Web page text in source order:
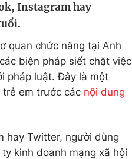
Sản phẩm
Tư vấn
Instagram hay
quan chức năng tại Anh
biện pháp siết chặt việc
pháp luật. Đây là một
em trước các nội dung
hay Twitter, người dùng
kinh doanh mạng xã hội